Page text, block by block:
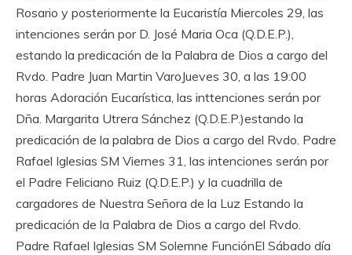
Rosario y posteriormente la Eucaristía Miercoles 29, las
intenciones serán por D. José Maria Oca (Q.D.E.P.),
estando la predicación de la Palabra de Dios a cargo del
Rvdo. Padre Juan Martin VaroJueves 30, a las 19:00
horas Adoración Eucarística, las inttenciones serán por
Dña. Margarita Utrera Sánchez (Q.D.E.P.)estando la
predicación de la palabra de Dios a cargo del Rvdo. Padre
Rafael Iglesias SM Viernes 31, las intenciones serán por
el Padre Feliciano Ruiz (Q.D.E.P.) y la cuadrilla de
cargadores de Nuestra Señora de la Luz Estando la
predicación de la Palabra de Dios a cargo del Rvdo.
Padre Rafael Iglesias SM Solemne FunciónEl Sábado día